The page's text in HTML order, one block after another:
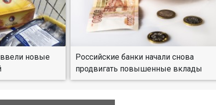
ввели новые
Российские банки начали снова
продвигать повышенные вклады